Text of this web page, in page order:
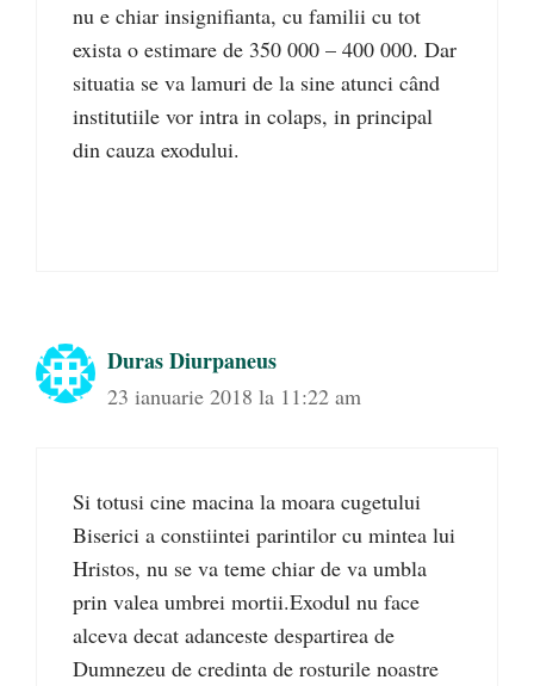
nu e chiar insignifianta, cu familii cu tot
exista o estimare de 350 000 – 400 000. Dar
situatia se va lamuri de la sine atunci când
institutiile vor intra in colaps, in principal
din cauza exodului.
Duras Diurpaneus
23 ianuarie 2018 la 11:22 am
Si totusi cine macina la moara cugetului
Biserici a constiintei parintilor cu mintea lui
Hristos, nu se va teme chiar de va umbla
prin valea umbrei mortii.Exodul nu face
alceva decat adanceste despartirea de
Dumnezeu de credinta de rosturile noastre